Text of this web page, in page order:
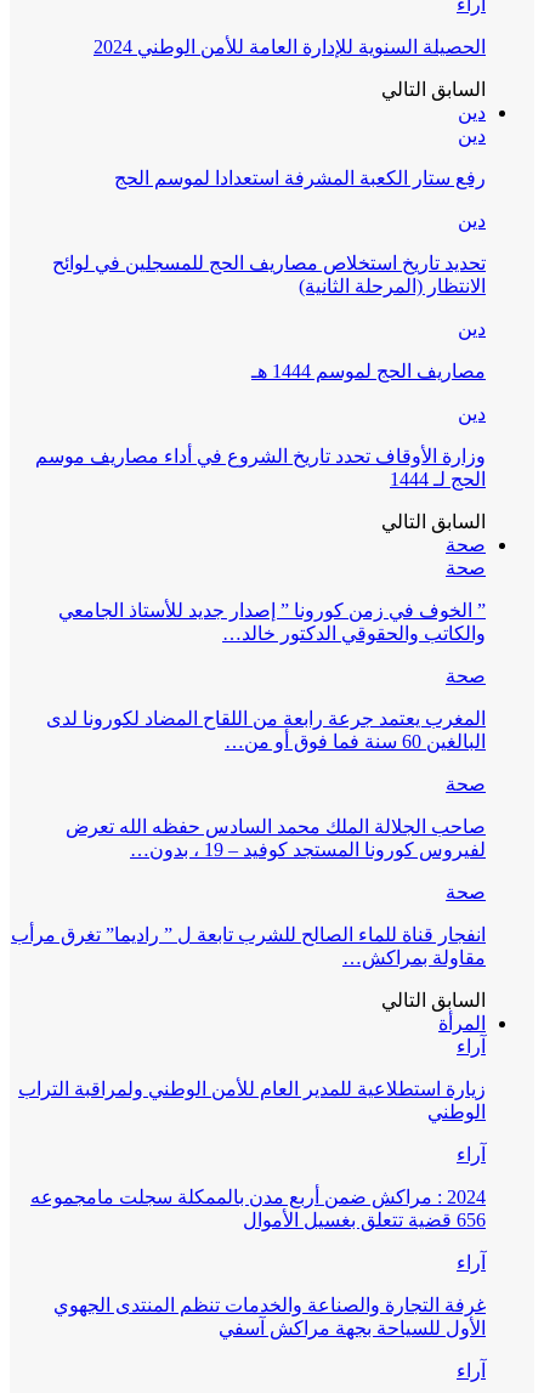
آراء
الحصيلة السنوية للإدارة العامة للأمن الوطني 2024
السابق التالي
دين
دين
رفع ستار الكعبة المشرفة استعدادا لموسم الحج
دين
تحديد تاريخ استخلاص مصاريف الحج للمسجلين في لوائح
الانتظار (المرحلة الثانية)
دين
مصاريف الحج لموسم 1444 هـ
دين
وزارة الأوقاف تحدد تاريخ الشروع في أداء مصاريف موسم
الحج لـ 1444
السابق التالي
صحة
صحة
” الخوف في زمن كورونا ” إصدار جديد للأستاذ الجامعي
والكاتب والحقوقي الدكتور خالد…
صحة
المغرب يعتمد جرعة رابعة من اللقاح المضاد لكورونا لدى
البالغين 60 سنة فما فوق أو من…
صحة
صاحب الجلالة الملك محمد السادس حفظه الله تعرض
لفيروس كورونا المستجد كوفيد – 19 ، بدون…
صحة
انفجار قناة للماء الصالح للشرب تابعة ل ” راديما” تغرق مرأب
مقاولة بمراكش…
السابق التالي
المرأة
آراء
زيارة استطلاعية للمدير العام للأمن الوطني ولمراقبة التراب
الوطني
آراء
2024 : مراكش ضمن أربع مدن بالممكلة سجلت مامجموعه
656 قضية تتعلق بغسيل الأموال
آراء
غرفة التجارة والصناعة والخدمات تنظم المنتدى الجهوي
الأول للسياحة بجهة مراكش آسفي
آراء